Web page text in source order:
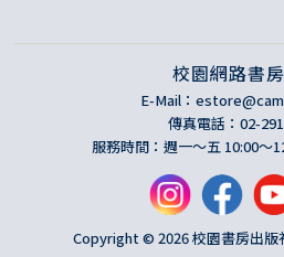
校園網路書
E-Mail：
傳真電話：02-
服務時間：週一～五 10:00～
Copyright © 2026 校園書房出